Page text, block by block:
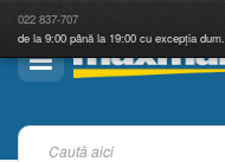
022 837-707
de la 9:00 până la 19:00 cu excepția dum.